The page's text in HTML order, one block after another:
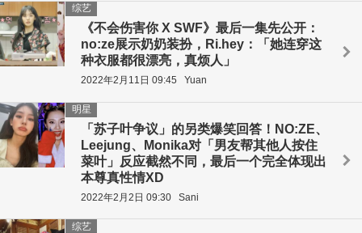
《不会伤害你 X SWF》最后一集先公开：
no:ze展示奶奶装扮，Ri.hey：「她连穿这
种衣服都很漂亮，真烦人」
综艺
2022年2月11日 09:45 Yuan
「苏子叶争议」的另类爆笑回答！NO:ZE、
Leejung、Monika对「男友帮其他人按住
菜叶」反应截然不同，最后一个完全体现出
本尊真性情XD
明星
2022年2月2日 09:30 Sani
综艺